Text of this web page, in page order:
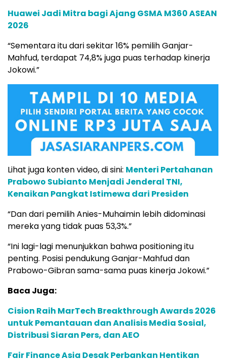
Huawei Jadi Mitra bagi Ajang GSMA M360 ASEAN
2026
“Sementara itu dari sekitar 16% pemilih Ganjar-
Mahfud, terdapat 74,8% juga puas terhadap kinerja
Jokowi.”
Lihat juga konten video, di sini: Menteri Pertahanan
Prabowo Subianto Menjadi Jenderal TNI,
Kenaikan Pangkat Istimewa dari Presiden
“Dan dari pemilih Anies-Muhaimin lebih didominasi
mereka yang tidak puas 53,3%.”
“Ini lagi-lagi menunjukkan bahwa positioning itu
penting. Posisi pendukung Ganjar-Mahfud dan
Prabowo-Gibran sama-sama puas kinerja Jokowi.”
Baca Juga:
Cision Raih MarTech Breakthrough Awards 2026
untuk Pemantauan dan Analisis Media Sosial,
Distribusi Siaran Pers, dan AEO
Fair Finance Asia Desak Perbankan Hentikan